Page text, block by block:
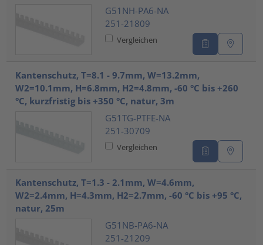
G51NH-PA6-NA
251-21809
Vergleichen
Kantenschutz, T=8.1 - 9.7mm, W=13.2mm,
W2=10.1mm, H=6.8mm, H2=4.8mm, -60 °C bis +260
°C, kurzfristig bis +350 °C, natur, 3m
G51TG-PTFE-NA
251-30709
Vergleichen
Kantenschutz, T=1.3 - 2.1mm, W=4.6mm,
W2=2.4mm, H=4.3mm, H2=2.7mm, -60 °C bis +95 °C,
natur, 25m
G51NB-PA6-NA
251-21209